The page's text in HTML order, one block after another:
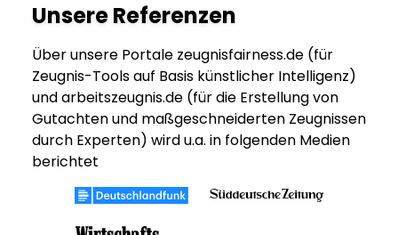
Unsere Referenzen
Über unsere Portale zeugnisfairness.de (für
Zeugnis-Tools auf Basis künstlicher Intelligenz)
und arbeitszeugnis.de (für die Erstellung von
Gutachten und maßgeschneiderten Zeugnissen
durch Experten) wird u.a. in folgenden Medien
berichtet